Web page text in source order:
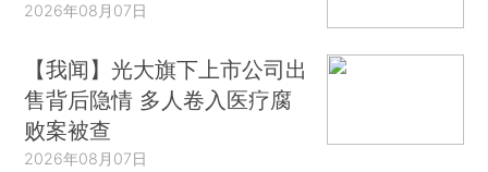
2026年08月07日
【我闻】光大旗下上市公司出
售背后隐情 多人卷入医疗腐
败案被查
2026年08月07日